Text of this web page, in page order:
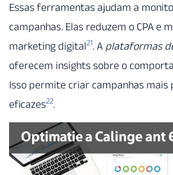
Essas ferramentas ajudam a
campanhas. Elas reduzem o CPA e
marketing digital21. A plataformas
oferecem insights sobre o
Isso permite criar campanhas mais
eficazes22.